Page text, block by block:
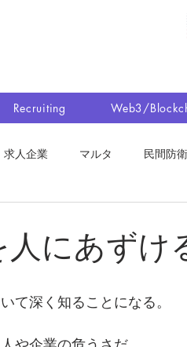
Recruiting Web3/
求人企業 マルタ 民間防衛
にあずけ
て深く知ることになる。